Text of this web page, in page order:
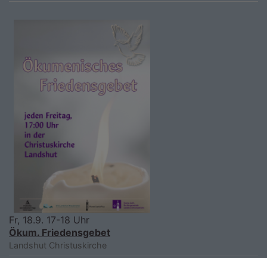
Fr, 18.9. 17-18 Uhr
Ökum. Friedensgebet
Landshut Christuskirche